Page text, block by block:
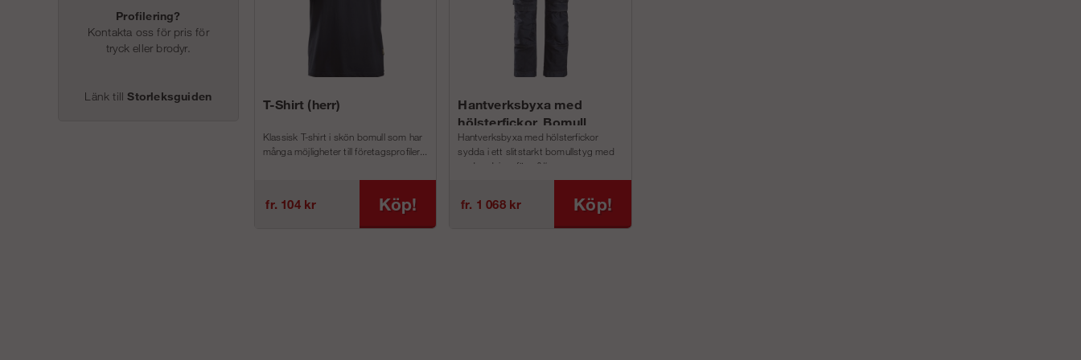
Profilering?
Kontakta oss för pris för
tryck eller brodyr.
Länk till Storleksguiden
T-Shirt (herr)
Klassisk T-shirt i skön bomull som har
många möjligheter till företagsprofiler...
fr. 104 kr Köp!
Hantverksbyxa med
hölsterfickor, Bomull
(herr)
Hantverksbyxa med hölsterfickor
sydda i ett slitstarkt bomullstyg med
god andningsförm&#...
fr. 1 068 kr Köp!